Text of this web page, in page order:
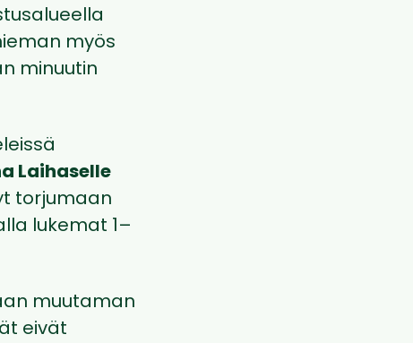
myös
minuutin
Laihaselle
torjumaan
lukemat 1–
muutaman
eivät